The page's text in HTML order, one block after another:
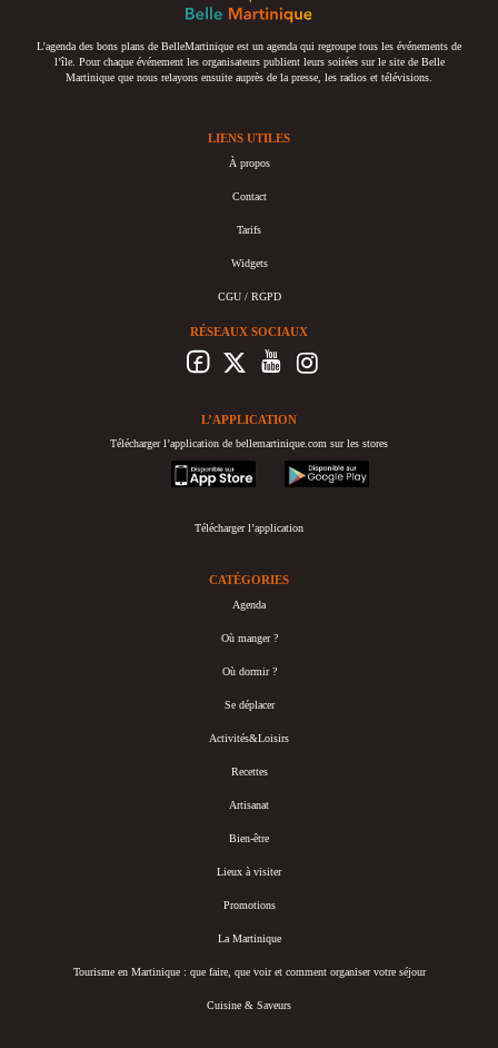
L’agenda des bons plans de BelleMartinique est un agenda qui regroupe tous les événements de
l’île. Pour chaque événement les organisateurs publient leurs soirées sur le site de Belle
Martinique que nous relayons ensuite auprès de la presse, les radios et télévisions.
LIENS UTILES
À propos
Contact
Tarifs
Widgets
CGU / RGPD
RÉSEAUX SOCIAUX
L’APPLICATION
Télécharger l’application de bellemartinique.com sur les stores
appstore
googleplay
Télécharger l’application
CATÉGORIES
Agenda
Où manger ?
Où dormir ?
Se déplacer
Activités&Loisirs
Recettes
Artisanat
Bien-être
Lieux à visiter
Promotions
La Martinique
Tourisme en Martinique : que faire, que voir et comment organiser votre séjour
Cuisine & Saveurs